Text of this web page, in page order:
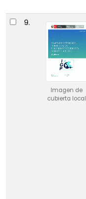
9.
Imagen de
cubierta local